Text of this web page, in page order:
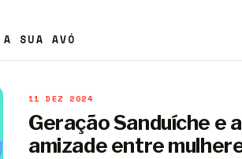
SUA AVÓ
11 DEZ 2024
Geração Sanduíche e
amizade entre